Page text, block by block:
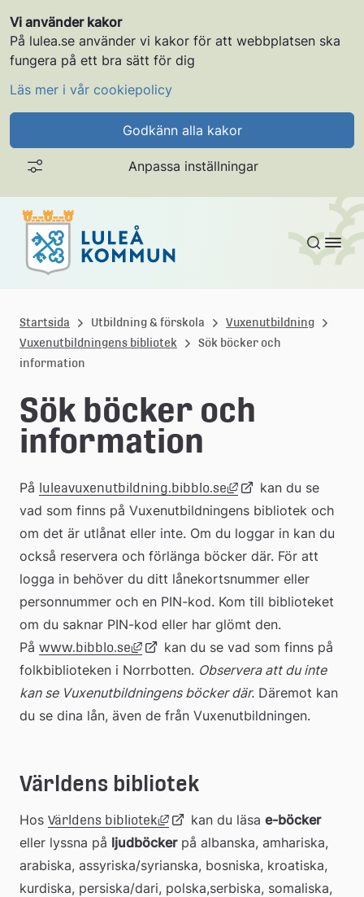
Vi använder kakor
På lulea.se använder vi kakor för att webbplatsen ska
fungera på ett bra sätt för dig
Läs mer i vår cookiepolicy
Godkänn alla kakor
Anpassa inställningar
Gå till innehållet
u
l
e
å
k
o
m
m
u
n
Startsida Utbildning & förskola
Vuxenutbildning
Vuxenutbildningens bibliotek
Sök böcker och
information
Sök böcker och
information
På luleavuxenutbildning.bibblo.se Länk till annan
Länk
till
extern
webbplats
kan du se
vad som finns på Vuxenutbildningens bibliotek och
om det är utlånat eller inte. Om du loggar in kan du
också reservera och förlänga böcker där. För att
logga in behöver du ditt lånekortsnummer eller
personnummer och en PIN-kod. Kom till biblioteket
om du saknar PIN-kod eller har glömt den.
På www.bibblo.se Länk till annan webbplats, öppnas i
Länk
till
webbplats
kan du se vad som finns på
folkbiblioteken i Norrbotten. Observera att du inte
kan se Vuxenutbildningens böcker där. Däremot kan
du se dina lån, även de från Vuxenutbildningen.
Världens bibliotek
Hos Världens bibliotek Länk till annan webbplats,
Länk
till
kan du läsa e-böcker
eller lyssna på ljudböcker på albanska, amhariska,
arabiska, assyriska/syrianska, bosniska, kroatiska,
kurdiska, persiska/dari, polska,serbiska, somaliska,